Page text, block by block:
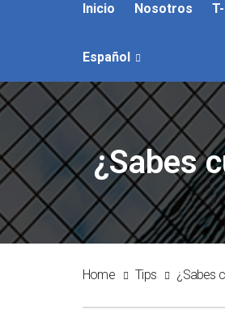
Inicio Nosotros
Español
¿Sabes
Home Tips ¿Sabes